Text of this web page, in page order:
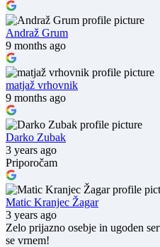
Andraž Grum
9 months ago
matjaž vrhovnik
9 months ago
Darko Zubak
3 years ago
Priporočam
Matic Kranjec Žagar
3 years ago
Zelo prijazno osebje in ugoden
se vrnem!